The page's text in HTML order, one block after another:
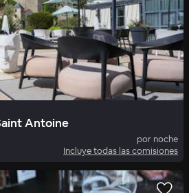
Antoine
por noche
Incluye todas las comisiones